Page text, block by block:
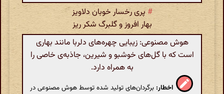
# پری رخسار خوبان دلاویز
بهار افروز و گلبرگ شکر ریز
هوش مصنوعی: زیبایی چهره‌های دلربا مانند بهاری
است که با گل‌های خوشبو و شیرین، جاذبه‌ی خاصی را
به همراه دارد.
اخطار: برگردان‌های تولید شده توسط هوش مصنوعی در